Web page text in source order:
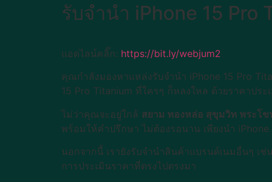
รับจำนำ iPhone 15
แอดไลน์คลิ๊ก: https://bit.ly/webjum2
คุณกำลังมองหาแหล่งรับจำนำ iPhone 15 Pro
15 Pro Titanium ที่ใครๆ ก็หลงใหล ด้วยราคาปร
ไม่ว่าคุณจะอยู่ใกล้ สยาม ทองหล่อ สุขุมวิท พระโข
พร้อมให้คำปรึกษา ไม่ต้องรอนาน เพียงนำ
นอกจากนี้ เรายังรับจำนำสินค้าแบรนด์เนมอื่นๆ เ
การประเมินราคาที่ตรงไปตรงมา